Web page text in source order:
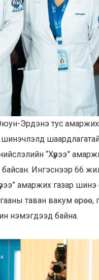
Эрдэнэ тус амаржих
шаардлагатай
“Хүрээ”
байсан. Ингэснээр 66
амаржих газар
таван вакум өрөө,
нэмэгдээд байна.